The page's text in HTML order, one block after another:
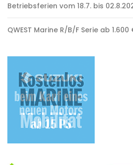
Betriebsferien vom 18.7. bis
QWEST Marine R/B/F Serie ab 1.600